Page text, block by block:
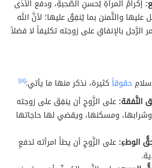
إكرامُ المرأةِ بُحسنِ الصُّحبةِ، ودفع الأذى
عليها والتَّمنن بما يُنفِقُ عليها؛ لأنَّ الله
الرَّجل بالإنفاقِ على زوجته تكليفاً لا فضلاً
حقوقاًكثيرة، نذكر منها ما يأتي:[١٨]
النَّفقة:على الزَّوجِ أن ينفِقَ على زوجته
ومسكنها، ويقضي لها حاجاتها
الوطءِ:على الزَّوجِ أن يطأَ امرأته لدفعِ